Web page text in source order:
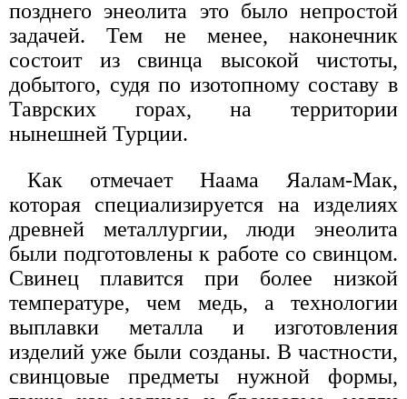
позднего энеолита это было непростой
задачей. Тем не менее, наконечник
состоит из свинца высокой чистоты,
добытого, судя по изотопному составу в
Таврских горах, на территории
нынешней Турции.
Как отмечает Наама Яалам-Мак,
которая специализируется на изделиях
древней металлургии, люди энеолита
были подготовлены к работе со свинцом.
Свинец плавится при более низкой
температуре, чем медь, а технологии
выплавки металла и изготовления
изделий уже были созданы. В частности,
свинцовые предметы нужной формы,